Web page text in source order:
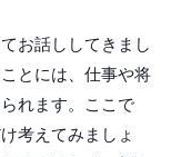
お話ししてきまし
とには、仕事や将
れます。ここで
考えてみましょ